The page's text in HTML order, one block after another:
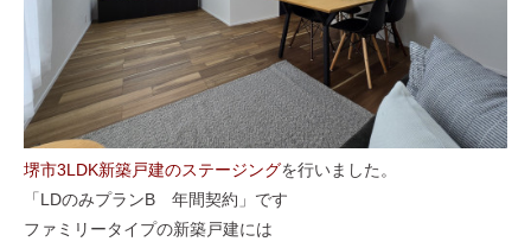
堺市3LDK新築戸建のステージングを行いました。
「LDのみプランB 年間契約」です
ファミリータイプの新築戸建には